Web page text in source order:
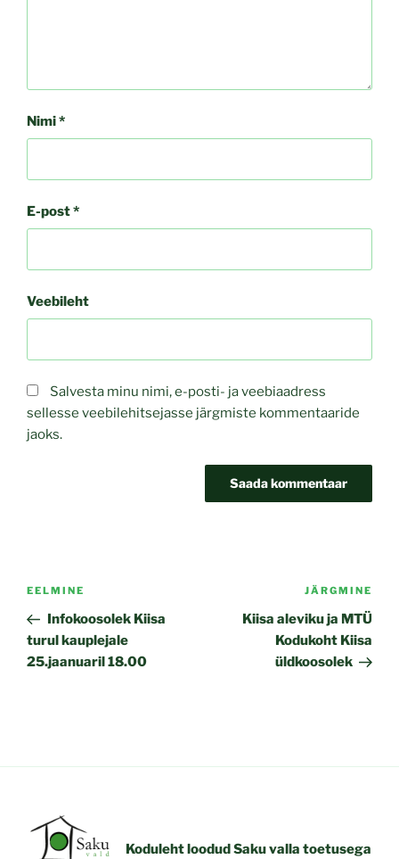
Nimi*
E-post*
Veebileht
Salvesta minu nimi, e-posti- ja veebiaadress
sellesse veebilehitsejasse järgmiste kommentaaride
jaoks.
Navigeerimine
Previous
Post
EELMINE
Infokoosolek Kiisa
turul kauplejale
25.jaanuaril 18.00
JÄRGMINE
Kiisa aleviku ja MTÜ
Kodukoht Kiisa
üldkoosolek
Koduleht loodud Saku valla toetusega